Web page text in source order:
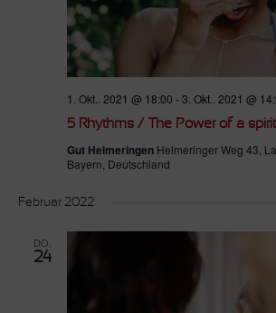
1. Okt.. 2021 @ 18:00 -3. Okt.. 2021 @
5 Rhythms / The Power of a
Gut Helmeringen Helmeringer Weg 43,
Bayern, Deutschland
Februar 2022
DO.
24